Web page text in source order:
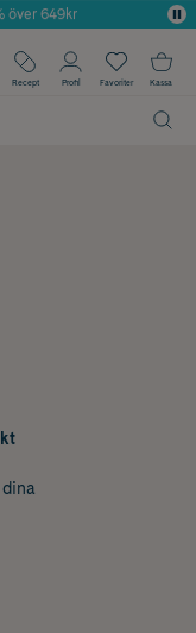
över 649kr
Recept Profil Favoriter Kassa